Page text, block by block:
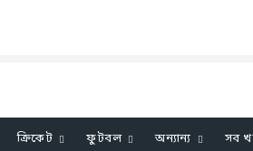
ক্রিকেট ফুটবল অন্যান্য সব